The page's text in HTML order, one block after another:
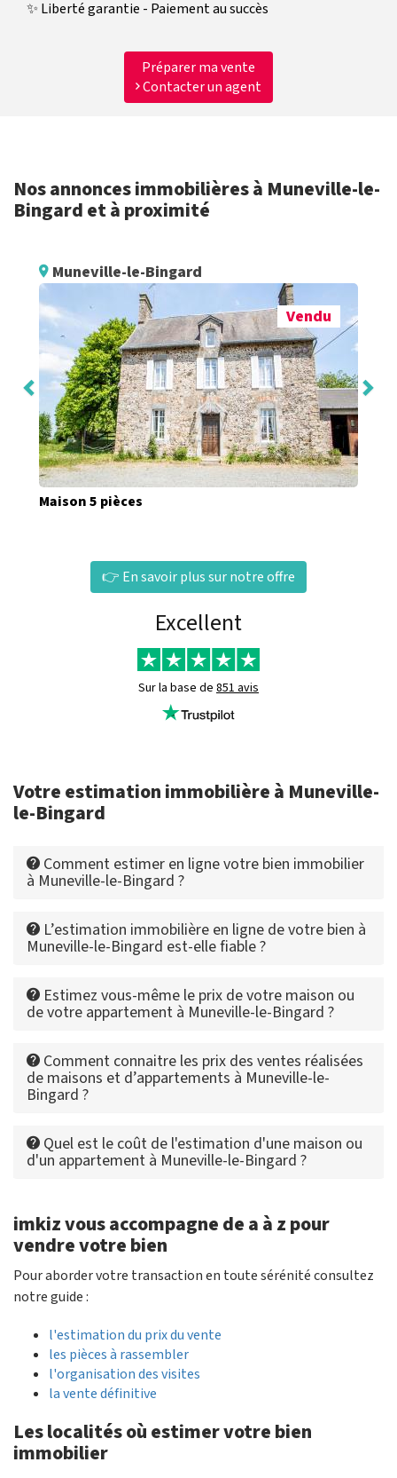
✨ Liberté garantie - Paiement au succès
Préparer ma vente
Contacter un agent
Nos annonces immobilières à Muneville-le-
Bingard et à proximité
Muneville-le-Bingard
Vendu
Maison 5 pièces
👉 En savoir plus sur notre offre
Excellent
Sur la base de 851 avis
Votre estimation immobilière à Muneville-
le-Bingard
Comment estimer en ligne votre bien immobilier
à Muneville-le-Bingard ?
L’estimation immobilière en ligne de votre bien à
Muneville-le-Bingard est-elle fiable ?
Estimez vous-même le prix de votre maison ou
de votre appartement à Muneville-le-Bingard ?
Comment connaitre les prix des ventes réalisées
de maisons et d’appartements à Muneville-le-
Bingard ?
Quel est le coût de l'estimation d'une maison ou
d'un appartement à Muneville-le-Bingard ?
imkiz vous accompagne de a à z pour
vendre votre bien
Pour aborder votre transaction en toute sérénité consultez
notre guide :
l'estimation du prix du vente
les pièces à rassembler
l'organisation des visites
la vente définitive
Les localités où estimer votre bien
immobilier